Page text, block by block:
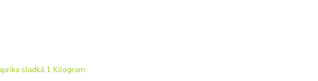
sladká 1 Kilogram